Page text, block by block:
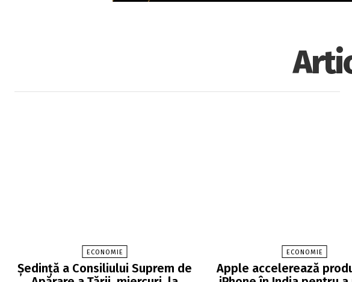
ECONOMIE
Şedinţă a Consiliului Suprem de
ECONOMIE
Apple accelerează